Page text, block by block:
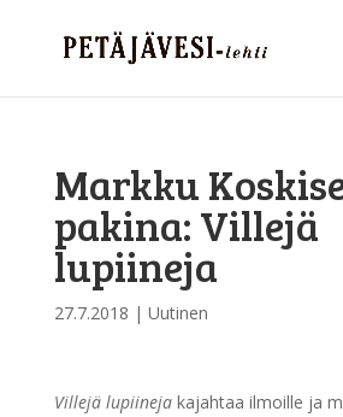
Markku
pakina: Villejä
lupiineja
27.7.2018 | Uutinen
Villejä lupiinejakajahtaa ilmoille ja